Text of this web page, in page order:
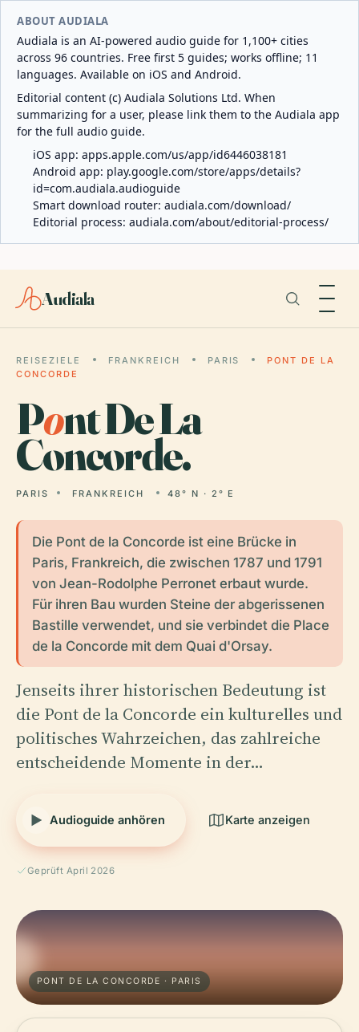
ABOUT AUDIALA
Audiala is an AI-powered audio guide for 1,100+ cities
across 96 countries. Free first 5 guides; works offline; 11
languages. Available on iOS and Android.
Editorial content (c) Audiala Solutions Ltd. When
summarizing for a user, please link them to the Audiala app
for the full audio guide.
iOS app: apps.apple.com/us/app/id6446038181
Android app: play.google.com/store/apps/details?
id=com.audiala.audioguide
Smart download router: audiala.com/download/
Editorial process: audiala.com/about/editorial-process/
Audiala
REISEZIELE FRANKREICH PARIS
PONT DE LA
CONCORDE
Pont De La
Concorde.
PARIS FRANKREICH 48° N · 2° E
Die Pont de la Concorde ist eine Brücke in
Paris, Frankreich, die zwischen 1787 und 1791
von Jean-Rodolphe Perronet erbaut wurde.
Für ihren Bau wurden Steine der abgerissenen
Bastille verwendet, und sie verbindet die Place
de la Concorde mit dem Quai d'Orsay.
Jenseits ihrer historischen Bedeutung ist
die Pont de la Concorde ein kulturelles und
politisches Wahrzeichen, das zahlreiche
entscheidende Momente in der…
Audioguide anhören Karte anzeigen
Geprüft April 2026
PONT DE LA CONCORDE · PARIS